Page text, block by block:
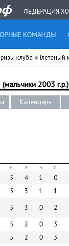
ФЕДЕРАЦИЯ
КОМАНДЫ
клуба «Плетёный
2003
Календарь
и
в н п
5 4 1
0
5 3 1
1
5 3 0
2
5 2 0
3
5 2 0
3